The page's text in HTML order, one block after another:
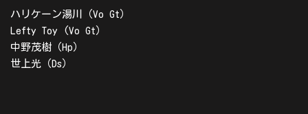
ハリケーン湯川（Vo Gt）
Lefty Toy (Vo Gt）
中野茂樹（Hp）
世上光（Ds）